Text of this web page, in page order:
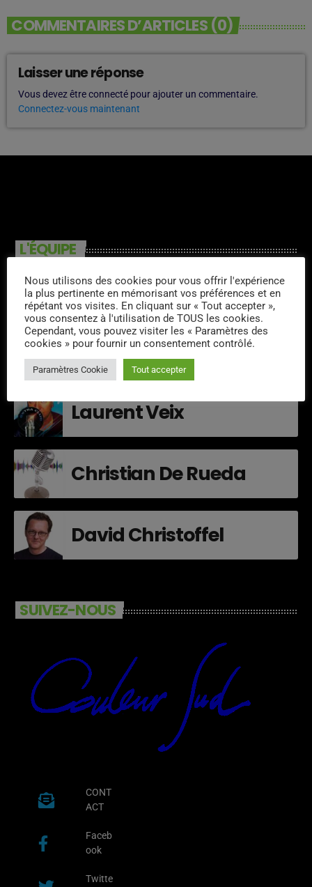
COMMENTAIRES D’ARTICLES (0)
Laisser une réponse
Vous devez être connecté pour ajouter un commentaire.
Connectez-vous maintenant
L'ÉQUIPE
Thity
Louis King
Laurent Veix
Christian De Rueda
David Christoffel
SUIVEZ-NOUS
CONT
ACT
Faceb
ook
Twitte
Nous utilisons des cookies pour vous offrir l'expérience
la plus pertinente en mémorisant vos préférences et en
répétant vos visites. En cliquant sur « Tout accepter »,
vous consentez à l'utilisation de TOUS les cookies.
Cependant, vous pouvez visiter les « Paramètres des
cookies » pour fournir un consentement contrôlé.
Paramètres Cookie Tout accepter